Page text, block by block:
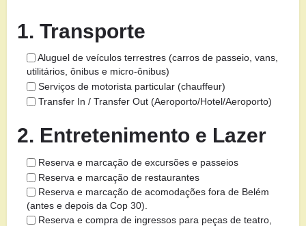
1. Transporte
Aluguel de veículos terrestres (carros de passeio, vans,
utilitários, ônibus e micro-ônibus)
Serviços de motorista particular (chauffeur)
Transfer In / Transfer Out (Aeroporto/Hotel/Aeroporto)
2. Entretenimento e Lazer
Reserva e marcação de excursões e passeios
Reserva e marcação de restaurantes
Reserva e marcação de acomodações fora de Belém
(antes e depois da Cop 30).
Reserva e compra de ingressos para peças de teatro,